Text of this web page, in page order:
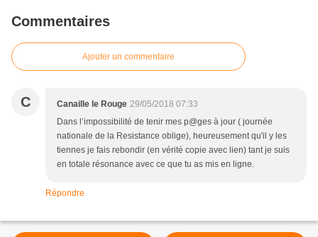
Commentaires
Ajouter un commentaire
C Canaille le Rouge 29/05/2018 07:33
Dans l’impossibilité de tenir mes p@ges à jour ( journée
nationale de la Resistance oblige), heureusement qu'il y les
tiennes je fais rebondir (en vérité copie avec lien) tant je suis
en totale résonance avec ce que tu as mis en ligne.
Répondre